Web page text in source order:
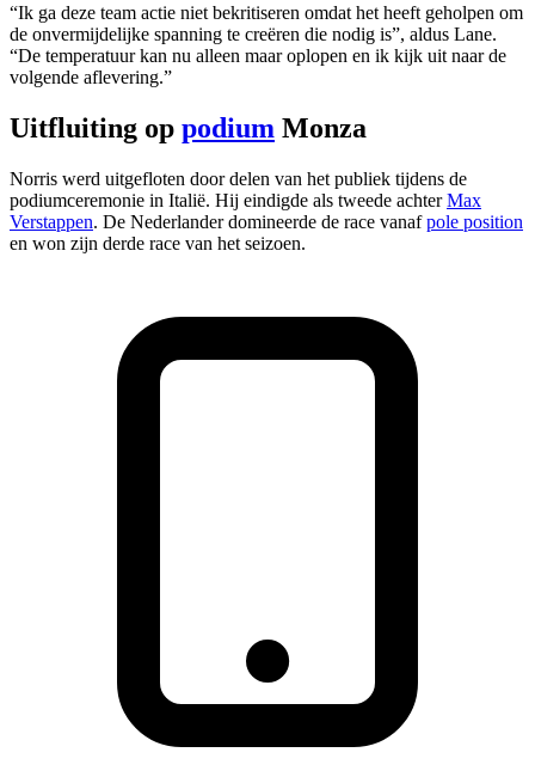
“Ik ga deze team actie niet bekritiseren omdat het heeft geholpen om
de onvermijdelijke spanning te creëren die nodig is”, aldus Lane.
“De temperatuur kan nu alleen maar oplopen en ik kijk uit naar de
volgende aflevering.”
Uitfluiting op podium Monza
Norris werd uitgefloten door delen van het publiek tijdens de
podiumceremonie in Italië. Hij eindigde als tweede achterMax
Verstappen. De Nederlander domineerde de race vanafpole position
en won zijn derde race van het seizoen.